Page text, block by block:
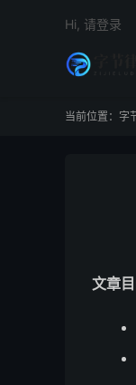
Hi, 请登录
当前位置： 字
文章